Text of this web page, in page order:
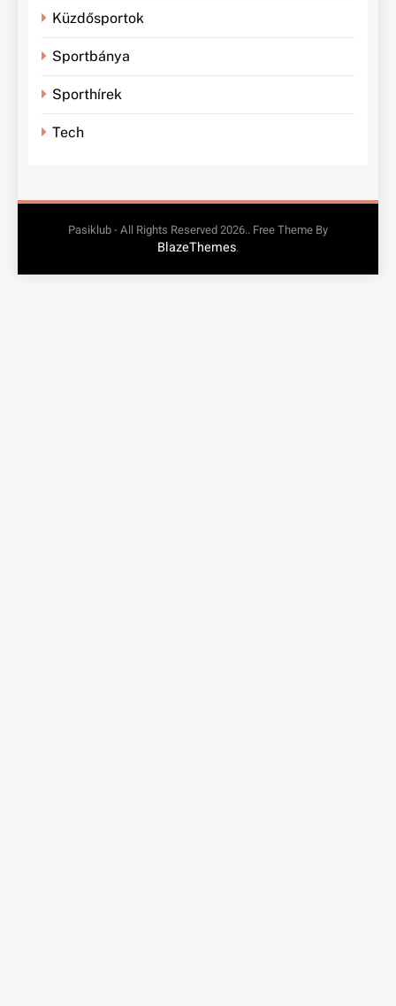
Küzdősportok
Sportbánya
Sporthírek
Tech
Pasiklub - All Rights Reserved 2026.. Free Theme By
BlazeThemes.